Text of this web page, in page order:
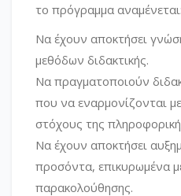
το πρόγραμμα αναμένεται:
Να έχουν αποκτήσει
μεθόδων διδακτικής.
Να πραγματοποιούν
που να εναρμονίζονται
στόχους της
Να έχουν αποκτήσει
προσόντα, επικυρωμένα
παρακολούθησης.